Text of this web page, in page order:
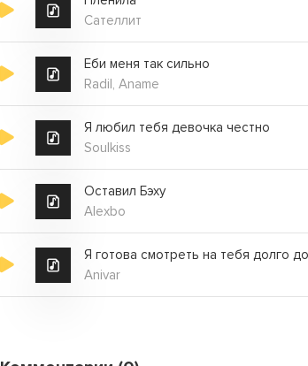
Сателлит
Еби меня так сильно
Radil, Aname
Я любил тебя девочка честно
Soulkiss
Оставил Бэху
Alexbo
Я готова смотреть на тебя долго
Anivar